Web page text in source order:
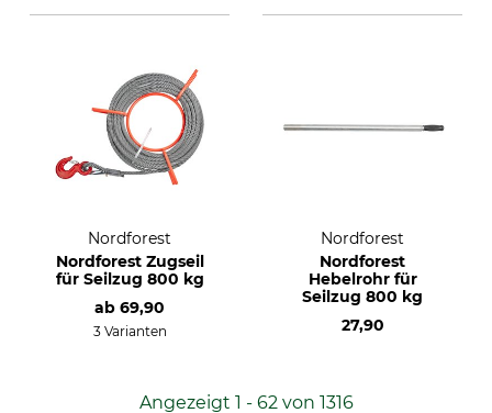
Nordforest
Nordforest Zugseil
für Seilzug 800 kg
ab 69,90
3 Varianten
Nordforest
Nordforest
Hebelrohr für
Seilzug 800 kg
27,90
Angezeigt 1 - 62 von 1316